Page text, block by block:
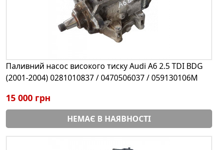
Паливний насос високого тиску Audi A6 2.5 TDI BDG
(2001-2004) 0281010837 / 0470506037 / 059130106M
15 000 грн
НЕМАЄ В НАЯВНОСТІ